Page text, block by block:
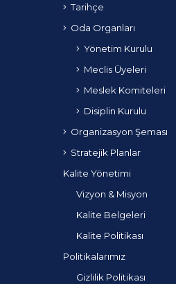
Tarihçe
Oda Organları
Yönetim Kurulu
Meclis Üyeleri
Meslek Komiteleri
Disiplin Kurulu
Organizasyon Şeması
Stratejik Planlar
Kalite Yönetimi
Vizyon & Misyon
Kalite Belgeleri
Kalite Politikası
Politikalarımız
Gizlilik Politikası